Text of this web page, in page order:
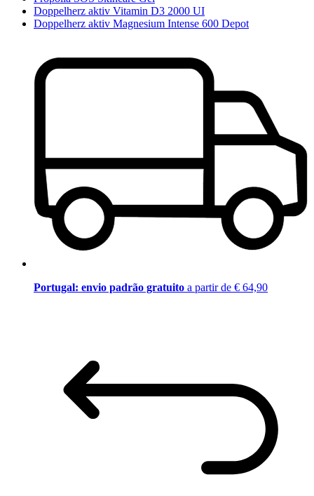
Doppelherz aktiv Vitamin D3 2000 UI
Doppelherz aktiv Magnesium Intense 600 Depot
Portugal: envio padrão gratuito a partir de € 64,90